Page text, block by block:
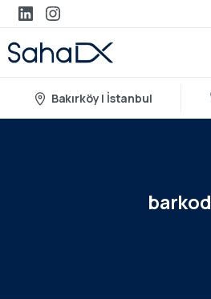
Bakırköy | İstanbul
barkod